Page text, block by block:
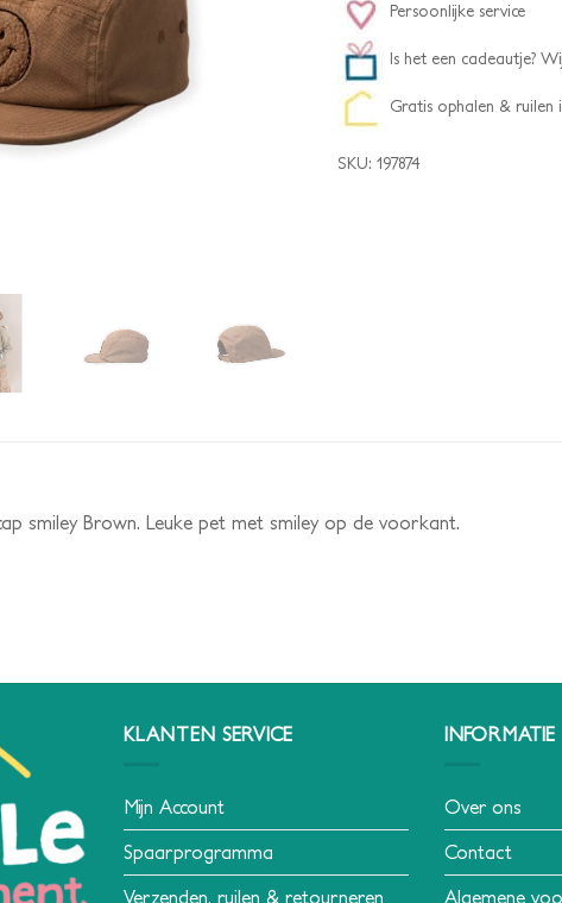
Persoonlijke service
Is het een cadeautje?
Gratis ophalen &
SKU: 197874
smiley Brown. Leuke pet met smiley op de voorkant.
KLANTEN SERVICE
Mijn Account
Spaarprogramma
Verzenden, ruilen & retourneren
INFORMATIE
Over ons
Contact
Algemene